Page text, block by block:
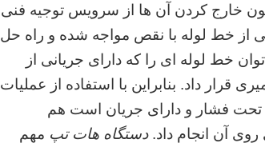
خارج کردن آن ها از سرویس توجیه فنی
از خط لوله با نقص مواجه شده و راه حل
خط لوله ای را که دارای جریانی از
داد. بنابراین با استفاده از عملیات
فشار و دارای جریان است هم
آن انجام داد.دستگاه هات تپ مهم